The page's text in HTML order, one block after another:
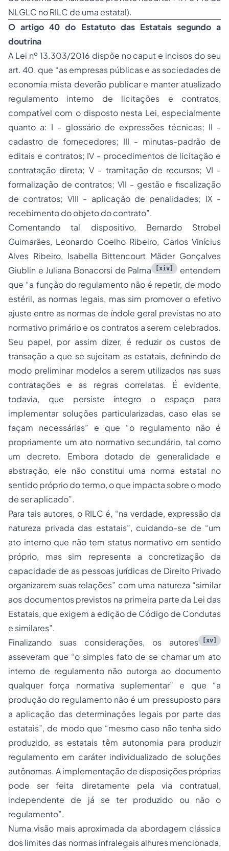
NLGLC no RILC de uma estatal).
O artigo 40 do Estatuto das Estatais segundo a
doutrina
A Lei nº 13.303/2016 dispõe no caput e incisos do seu
art. 40. que “as empresas públicas e as sociedades de
economia mista deverão publicar e manter atualizado
regulamento interno de licitações e contratos,
compatível com o disposto nesta Lei, especialmente
quanto a: I - glossário de expressões técnicas; II -
cadastro de fornecedores; III - minutas-padrão de
editais e contratos; IV - procedimentos de licitação e
contratação direta; V - tramitação de recursos; VI -
formalização de contratos; VII - gestão e fiscalização
de contratos; VIII - aplicação de penalidades; IX -
recebimento do objeto do contrato”.
Comentando tal dispositivo, Bernardo Strobel
Guimarães, Leonardo Coelho Ribeiro, Carlos Vinícius
Alves Ribeiro, Isabella Bittencourt Mäder Gonçalves
Giublin e Juliana Bonacorsi de Palma
[xiv]
entendem
que “a função do regulamento não é repetir, de modo
estéril, as normas legais, mas sim promover o efetivo
ajuste entre as normas de índole geral previstas no ato
normativo primário e os contratos a serem celebrados.
Seu papel, por assim dizer, é reduzir os custos de
transação a que se sujeitam as estatais, definindo de
modo preliminar modelos a serem utilizados nas suas
contratações e as regras correlatas. É evidente,
todavia, que persiste íntegro o espaço para
implementar soluções particularizadas, caso elas se
façam necessárias” e que “o regulamento não é
propriamente um ato normativo secundário, tal como
um decreto. Embora dotado de generalidade e
abstração, ele não constitui uma norma estatal no
sentido próprio do termo, o que impacta sobre o modo
de ser aplicado”.
Para tais autores, o RILC é, “na verdade, expressão da
natureza privada das estatais”, cuidando-se de “um
ato interno que não tem status normativo em sentido
próprio, mas sim representa a concretização da
capacidade de as pessoas jurídicas de Direito Privado
organizarem suas relações” com uma natureza “similar
aos documentos previstos na primeira parte da Lei das
Estatais, que exigem a edição de Código de Condutas
e similares”.
Finalizando suas considerações, os autores
[xv]
asseveram que “o simples fato de se chamar um ato
interno de regulamento não outorga ao documento
qualquer força normativa suplementar” e que “a
produção do regulamento não é um pressuposto para
a aplicação das determinações legais por parte das
estatais”, de modo que “mesmo caso não tenha sido
produzido, as estatais têm autonomia para produzir
regulamento em caráter individualizado de soluções
autônomas. A implementação de disposições próprias
pode ser feita diretamente pela via contratual,
independente de já se ter produzido ou não o
regulamento”.
Numa visão mais aproximada da abordagem clássica
dos limites das normas infralegais alhures mencionada,